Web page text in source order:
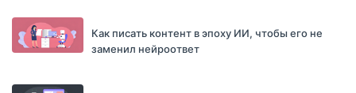
Как писать контент в эпоху ИИ, чтобы его не
заменил нейроответ